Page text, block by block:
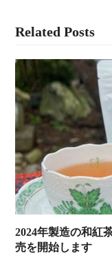
Related Posts
2024年製造の和紅
売を開始します